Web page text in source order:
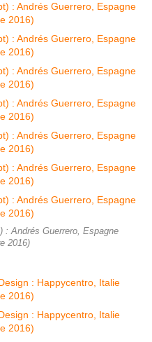
: Andrés Guerrero, Espagne
2016)